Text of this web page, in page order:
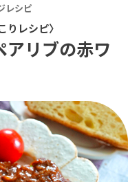
レシピ
りレシピ〉
アリブの赤ワ